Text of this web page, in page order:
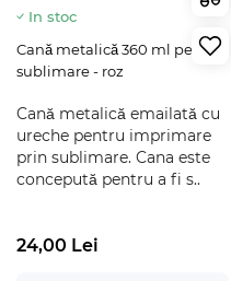
In stoc
Cană metalică 360 ml pentru
sublimare - roz
Cană metalică emailată cu
ureche pentru imprimare
prin sublimare. Cana este
concepută pentru a fi s..
24,00 Lei